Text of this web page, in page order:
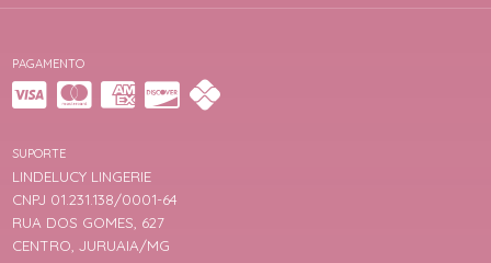
PAGAMENTO
SUPORTE
LINDELUCY LINGERIE
CNPJ 01.231.138/0001-64
RUA DOS GOMES, 627
CENTRO, JURUAIA/MG